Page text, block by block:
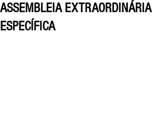
ASSEMBLEIA EXTRAORDINÁRIA
ESPECÍFICA